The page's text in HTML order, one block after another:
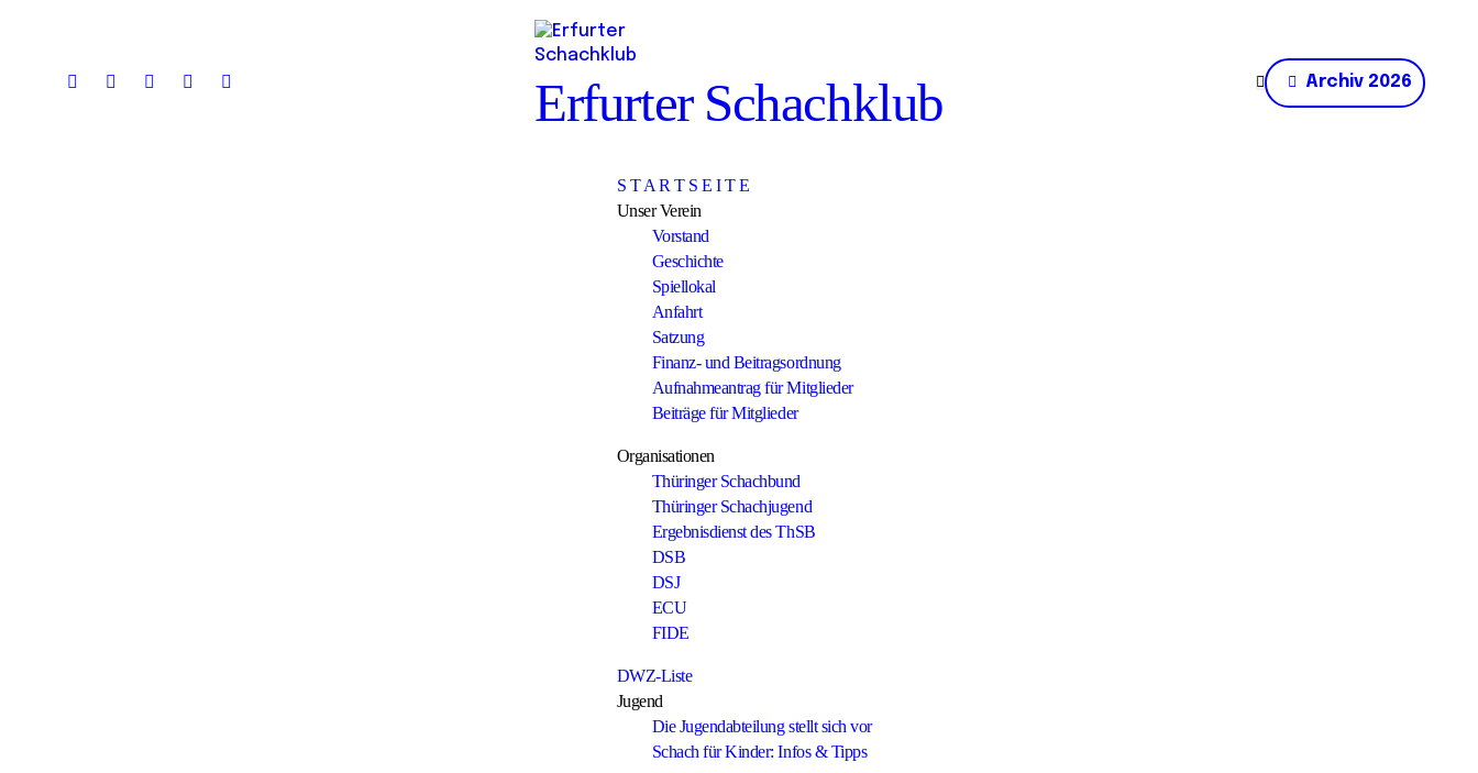
Erfurter Schachklub Archiv 2026
S T A R T S E I T E
Unser Verein
Vorstand
Geschichte
Spiellokal
Anfahrt
Satzung
Finanz- und Beitragsordnung
Aufnahmeantrag für Mitglieder
Beiträge für Mitglieder
Organisationen
Thüringer Schachbund
Thüringer Schachjugend
Ergebnisdienst des ThSB
DSB
DSJ
ECU
FIDE
DWZ-Liste
Jugend
Die Jugendabteilung stellt sich vor
Schach für Kinder: Infos & Tipps